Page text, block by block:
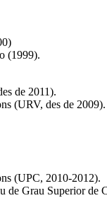
(1999).
de 2011).
(URV, des de 2009).
(UPC, 2010-2012).
de Grau Superior de